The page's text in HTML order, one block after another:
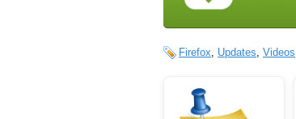
Firefox Updates Videos